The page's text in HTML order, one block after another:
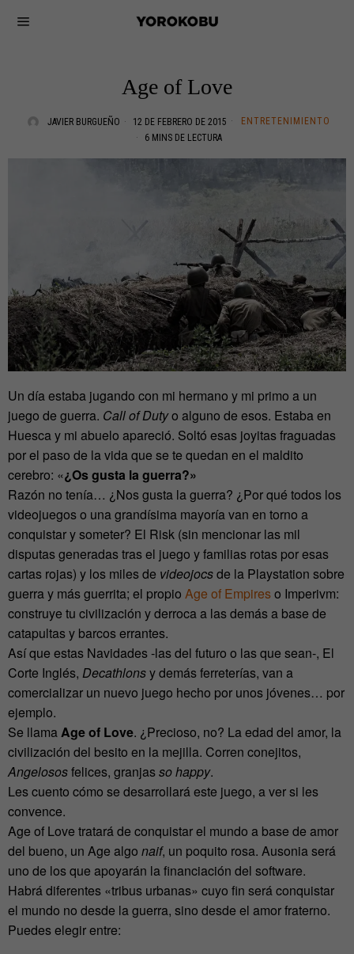
Age of Love
JAVIER BURGUEÑO 12 DE FEBRERO DE 2015
ENTRETENIMIENTO
6 MINS DE LECTURA
Un día estaba jugando con mi hermano y mi primo a un
juego de guerra. Call of Dutyo alguno de esos. Estaba en
Huesca y mi abuelo apareció. Soltó esas joyitas fraguadas
por el paso de la vida que se te quedan en el maldito
cerebro: «¿Os gusta la guerra?»
Razón no tenía… ¿Nos gusta la guerra? ¿Por qué todos los
videojuegos o una grandísima mayoría van en torno a
conquistar y someter? El Risk (sin mencionar las mil
disputas generadas tras el juego y familias rotas por esas
cartas rojas) y los miles de videojocsde la Playstation sobre
guerra y más guerrita; el propio Age of Empireso Imperivm:
construye tu civilización y derroca a las demás a base de
catapultas y barcos errantes.
Así que estas Navidades -las del futuro o las que sean-, El
Corte Inglés, Decathlonsy demás ferreterías, van a
comercializar un nuevo juego hecho por unos jóvenes… por
ejemplo.
Se llama Age of Love. ¿Precioso, no? La edad del amor, la
civilización del besito en la mejilla. Corren conejitos,
Angelososfelices, granjasso happy.
Les cuento cómo se desarrollará este juego, a ver si les
convence.
Age of Love tratará de conquistar el mundo a base de amor
del bueno, un Age algo naif, un poquito rosa. Ausonia será
uno de los que apoyarán la financiación del software.
Habrá diferentes «tribus urbanas» cuyo fin será conquistar
el mundo no desde la guerra, sino desde el amor fraterno.
Puedes elegir entre: